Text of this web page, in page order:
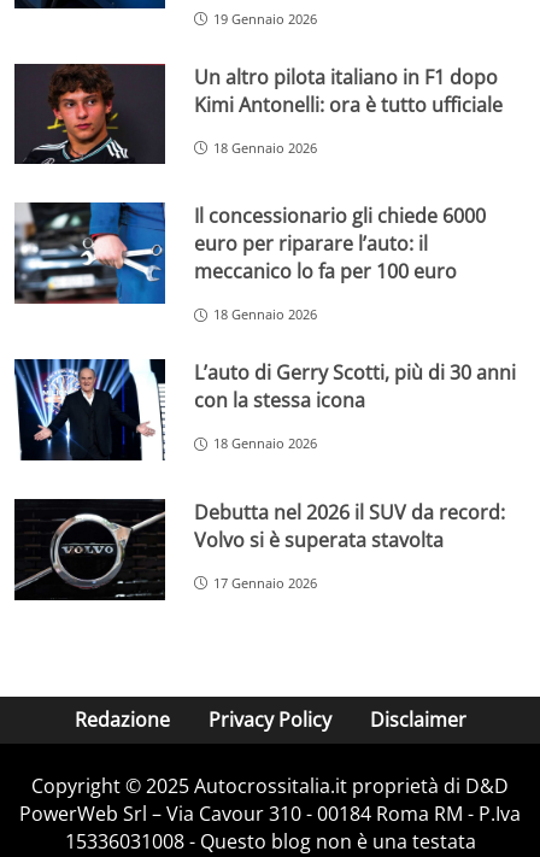
19 Gennaio 2026
Un altro pilota italiano in F1 dopo
Kimi Antonelli: ora è tutto ufficiale
18 Gennaio 2026
Il concessionario gli chiede 6000
euro per riparare l’auto: il
meccanico lo fa per 100 euro
18 Gennaio 2026
L’auto di Gerry Scotti, più di 30 anni
con la stessa icona
18 Gennaio 2026
Debutta nel 2026 il SUV da record:
Volvo si è superata stavolta
17 Gennaio 2026
Redazione Privacy Policy Disclaimer
Copyright © 2025 Autocrossitalia.it proprietà di D&D
PowerWeb Srl – Via Cavour 310 - 00184 Roma RM - P.Iva
15336031008 - Questo blog non è una testata